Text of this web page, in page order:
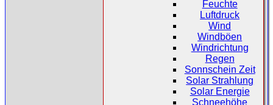
Feuchte
Luftdruck
Wind
Windböen
Windrichtung
Regen
Sonnschein Zeit
Solar Strahlung
Solar Energie
Schneehöhe